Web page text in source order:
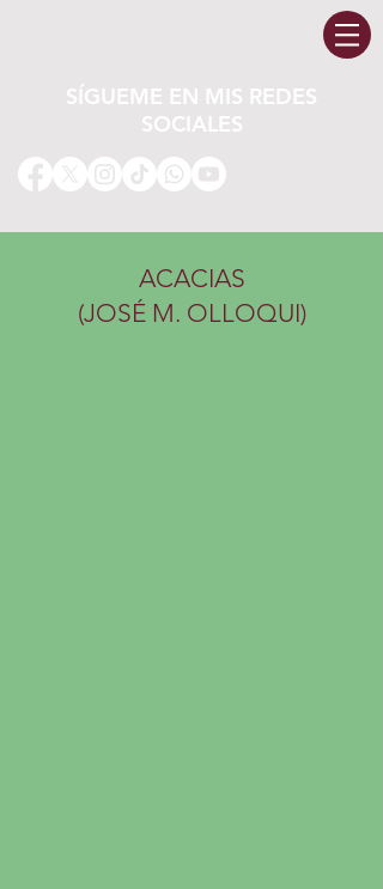
SÍGUEME EN MIS REDES
SOCIALES
ACACIAS
(JOSÉ M. OLLOQUI)